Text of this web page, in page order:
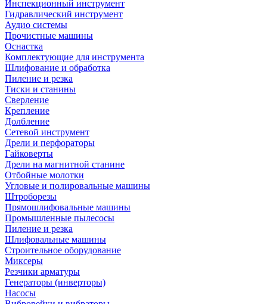
Инспекционный инструмент
Гидравлический инструмент
Аудио системы
Прочистные машины
Оснастка
Комплектующие для инструмента
Шлифование и обработка
Пиление и резка
Тиски и станины
Сверление
Крепление
Долбление
Сетевой инструмент
Дрели и перфораторы
Гайковерты
Дрели на магнитной станине
Отбойные молотки
Угловые и полировальные машины
Штроборезы
Прямошлифовальные машины
Промышленные пылесосы
Пиление и резка
Шлифовальные машины
Строительное оборудование
Миксеры
Резчики арматуры
Генераторы (инверторы)
Насосы